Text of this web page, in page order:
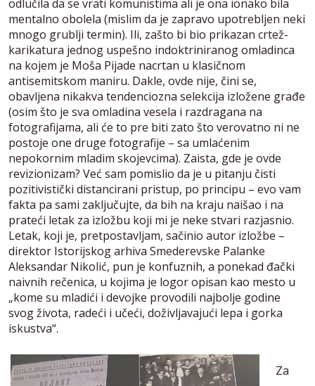
odlučila da se vrati komunistima ali je ona ionako bila
mentalno obolela (mislim da je zapravo upotrebljen neki
mnogo grublji termin). Ili, zašto bi bio prikazan crtež-
karikatura jednog uspešno indoktriniranog omladinca
na kojem je Moša Pijade nacrtan u klasičnom
antisemitskom maniru. Dakle, ovde nije, čini se,
obavljena nikakva tendenciozna selekcija izložene građe
(osim što je sva omladina vesela i razdragana na
fotografijama, ali će to pre biti zato što verovatno ni ne
postoje one druge fotografije – sa umlaćenim
nepokornim mladim skojevcima). Zaista, gde je ovde
revizionizam? Već sam pomislio da je u pitanju čisti
pozitivistički distancirani pristup, po principu – evo vam
fakta pa sami zaključujte, da bih na kraju naišao i na
prateći letak za izložbu koji mi je neke stvari razjasnio.
Letak, koji je, pretpostavljam, sačinio autor izložbe –
direktor Istorijskog arhiva Smederevske Palanke
Aleksandar Nikolić, pun je konfuznih, a ponekad đački
naivnih rečenica, u kojima je logor opisan kao mesto u
„kome su mladići i devojke provodili najbolje godine
svog života, radeći i učeći, doživljavajući lepa i gorka
iskustva“.
Za